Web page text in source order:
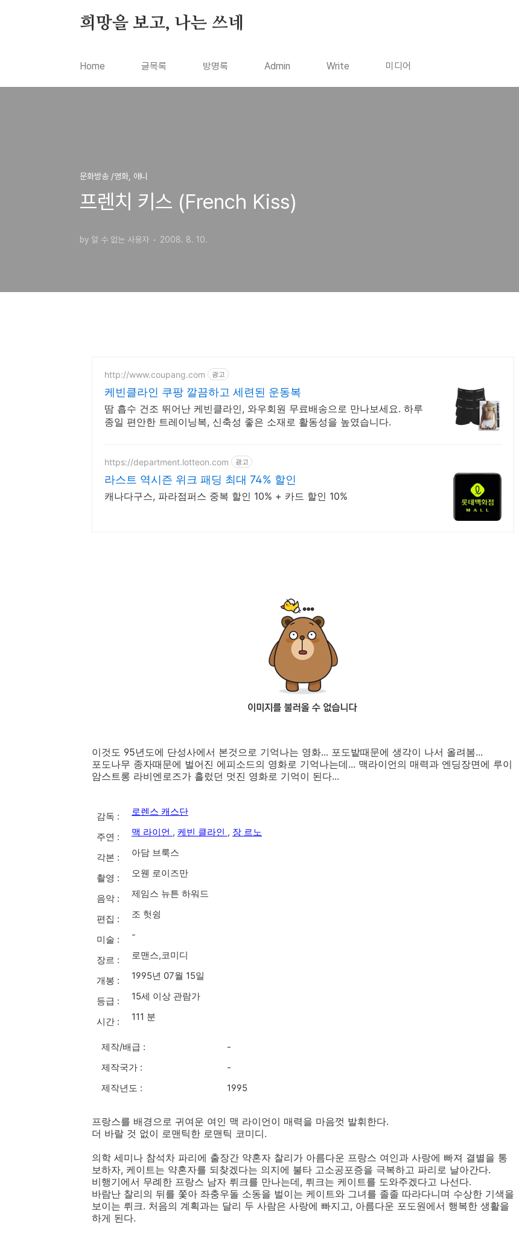
희망을 보고, 나는 쓰네
Home 글목록 방명록 Admin Write 미디어
문화방송 /영화, 애니
프렌치 키스 (French Kiss)
by 알 수 없는 사용자 2008. 8. 10.
http://www.coupang.com 광고
케빈클라인 쿠팡 깔끔하고 세련된 운동복
땀 흡수 건조 뛰어난 케빈클라인, 와우회원 무료배송으로 만나보세요. 하루
종일 편안한 트레이닝복, 신축성 좋은 소재로 활동성을 높였습니다.
https://department.lotteon.com 광고
라스트 역시즌 위크 패딩 최대 74% 할인
캐나다구스, 파라점퍼스 중복 할인 10% + 카드 할인 10%
이것도 95년도에 단성사에서 본것으로 기억나는 영화... 포도밭때문에 생각이 나서 올려봄...
포도나무 종자때문에 벌어진 에피소드의 영화로 기억나는데... 맥라이언의 매력과 엔딩장면에 루이
암스트롱 라비엔로즈가 흘렀던 멋진 영화로 기억이 된다...
감독 : 로렌스 캐스단
주연 : 맥 라이언 , 케빈 클라인 , 장 르노
각본 : 아담 브룩스
촬영 : 오웬 로이즈만
음악 : 제임스 뉴튼 하워드
편집 : 조 헛슁
미술 : -
장르 : 로맨스,코미디
개봉 : 1995년 07월 15일
등급 : 15세 이상 관람가
시간 : 111 분
제작/배급 :
-
제작국가 :
-
제작년도 :
1995
프랑스를 배경으로 귀여운 여인 맥 라이언이 매력을 마음껏 발휘한다.
더 바랄 것 없이 로맨틱한 로맨틱 코미디.
의학 세미나 참석차 파리에 출장간 약혼자 찰리가 아름다운 프랑스 여인과 사랑에 빠져 결별을 통
보하자, 케이트는 약혼자를 되찾겠다는 의지에 불타 고소공포증을 극복하고 파리로 날아간다.
비행기에서 무례한 프랑스 남자 뤼크를 만나는데, 뤼크는 케이트를 도와주겠다고 나선다.
바람난 찰리의 뒤를 쫓아 좌충우돌 소동을 벌이는 케이트와 그녀를 졸졸 따라다니며 수상한 기색을
보이는 뤼크. 처음의 계획과는 달리 두 사람은 사랑에 빠지고, 아름다운 포도원에서 행복한 생활을
하게 된다.